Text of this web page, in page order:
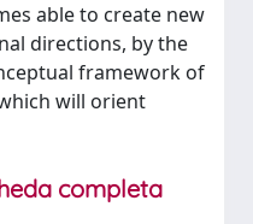
able to create new
directions, by the
framework of
will orient
completa